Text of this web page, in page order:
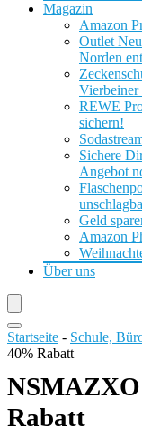
Magazin
Amazon
Outlet
Norden
REWE
sichern!
Sichere
Angebot
Geld
Amazon
Über uns
Startseite - Schule,
40% Rabatt
Rabatt